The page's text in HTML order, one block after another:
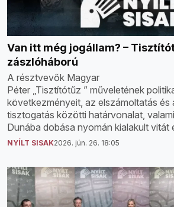
Van itt még jogállam? –
zászlóháború
A résztvevők Magyar
Péter „Tisztítótűz ” műveletének
következményeit, az elszámoltatás és
tisztogatás közötti határvonalat,
Dunába dobása nyomán kialakult vitát
NYÍLT SISAK2026. jún. 26. 18:05